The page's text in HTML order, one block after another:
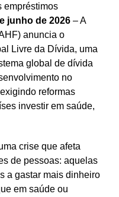
empréstimos
junho de 2026 – A
anuncia o
Livre da Dívida, uma
global de dívida
no
reformas
investir em saúde,
crise que afeta
de pessoas: aquelas
a gastar mais dinheiro
em saúde ou